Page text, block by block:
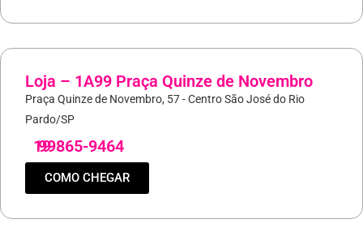
Loja – 1A99 Praça Quinze de Novembro
Praça Quinze de Novembro, 57 - Centro São José do Rio
Pardo/SP
19
99865-9464
COMO CHEGAR